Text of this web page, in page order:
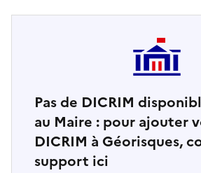
Pas de DICRIM
au Maire : pour ajouter
DICRIM à Géorisques,
support ici